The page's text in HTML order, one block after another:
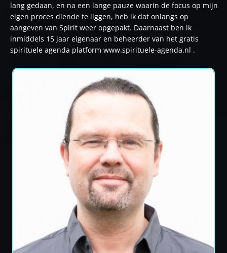
lang gedaan, en na een lange pauze waarin de focus op mijn
eigen proces diende te liggen, heb ik dat onlangs op
aangeven van Spirit weer opgepakt. Daarnaast ben ik
inmiddels 15 jaar eigenaar en beheerder van het gratis
spirituele agenda platform www.spirituele-agenda.nl .